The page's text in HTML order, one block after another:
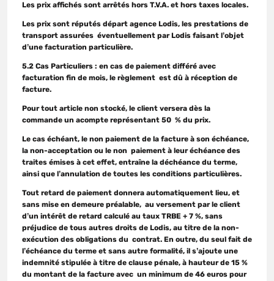
Les prix affichés sont arrêtés hors T.V.A. et hors taxes locales.
Les prix sont réputés départ agence Lodis, les prestations de
transport assurées éventuellement par Lodis faisant l’objet
d’une facturation particulière.
5.2 Cas Particuliers : en cas de paiement différé avec
facturation fin de mois, le règlement est dû à réception de
facture.
Pour tout article non stocké, le client versera dès la
commande un acompte représentant 50 % du prix.
Le cas échéant, le non paiement de la facture à son échéance,
la non-acceptation ou le non paiement à leur échéance des
traites émises à cet effet, entraîne la déchéance du terme,
ainsi que l’annulation de toutes les conditions particulières.
Tout retard de paiement donnera automatiquement lieu, et
sans mise en demeure préalable, au versement par le client
d’un intérêt de retard calculé au taux TRBE + 7 %, sans
préjudice de tous autres droits de Lodis, au titre de la non-
exécution des obligations du contrat. En outre, du seul fait de
l’échéance du terme et sans autre formalité, il s’ajoute une
indemnité stipulée à titre de clause pénale, à hauteur de 15 %
du montant de la facture avec un minimum de 46 euros pour